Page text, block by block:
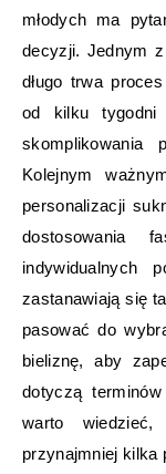
młodych ma
decyzji. Jednym
długo trwa
od kilku
skomplikowania
Kolejnym
personalizacji
dostosowania
indywidualnych
zastanawiają się
pasować do
bieliznę, aby
dotyczą
warto
przynajmniej kilka